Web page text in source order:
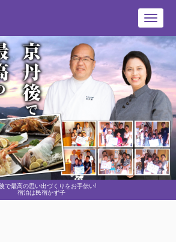
で最高の思い出づくりをお手伝い!
宿泊は民宿かず子